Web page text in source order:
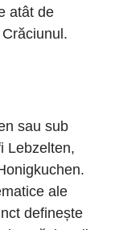
atât de
sau sub
Lebzelten,
ale
definește